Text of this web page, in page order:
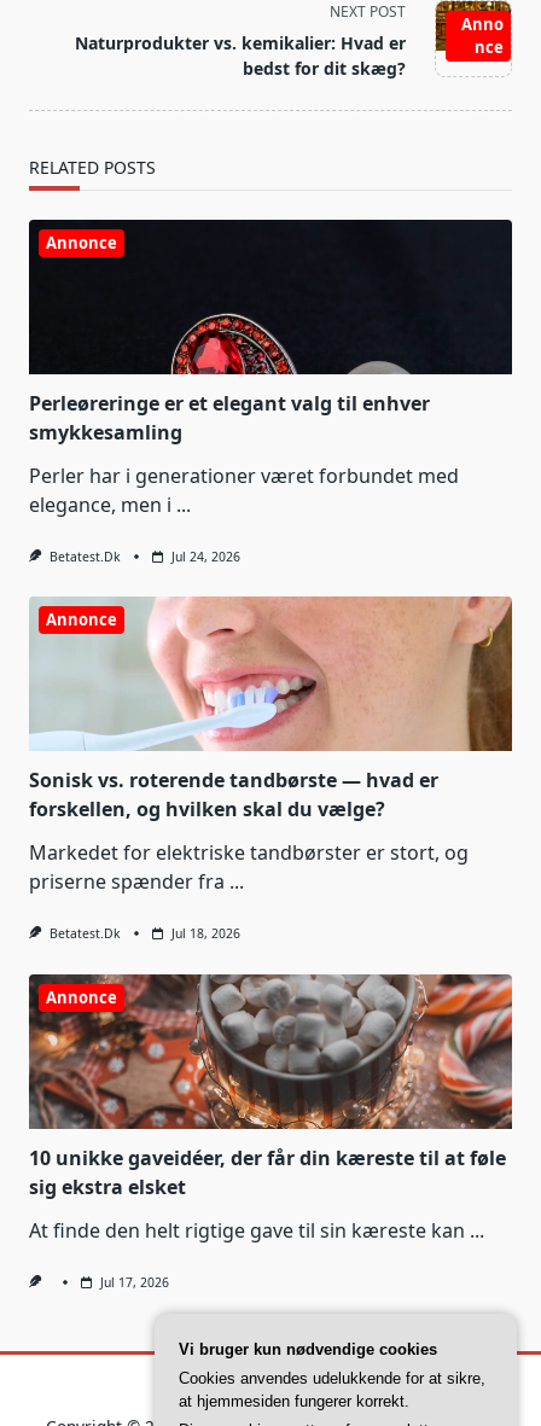
text">Page</span>
Anno
nce
NEXT POST
Naturprodukter vs. kemikalier: Hvad er
bedst for dit skæg?
RELATED POSTS
Annonce
Perleøreringe er et elegant valg til enhver
smykkesamling
Perler har i generationer været forbundet med
elegance, men i ...
Betatest.dk Jul 24, 2026
Annonce
Sonisk vs. roterende tandbørste — hvad er
forskellen, og hvilken skal du vælge?
Markedet for elektriske tandbørster er stort, og
priserne spænder fra ...
Betatest.dk Jul 18, 2026
Annonce
10 unikke gaveidéer, der får din kæreste til at føle
sig ekstra elsket
At finde den helt rigtige gave til sin kæreste kan ...
Jul 17, 2026
Vi bruger kun nødvendige cookies
Cookies anvendes udelukkende for at sikre,
at hjemmesiden fungerer korrekt.